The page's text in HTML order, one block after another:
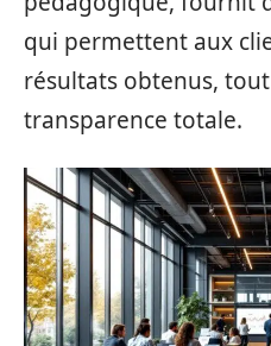
qui permettent aux
résultats obtenus,
transparence totale.